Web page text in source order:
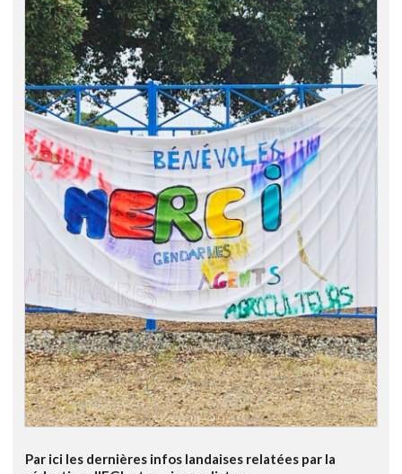
Par ici les dernières infos landaises relatées par la